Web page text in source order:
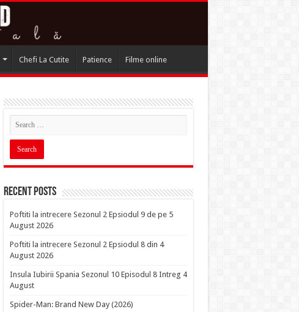
Chefi La Cutite Patience Filme online
Recent Posts
Poftiti la intrecere Sezonul 2 Epsiodul 9 de pe 5
August 2026
Poftiti la intrecere Sezonul 2 Epsiodul 8 din 4
August 2026
Insula Iubirii Spania Sezonul 10 Episodul 8 Intreg 4
August
Spider-Man: Brand New Day (2026)